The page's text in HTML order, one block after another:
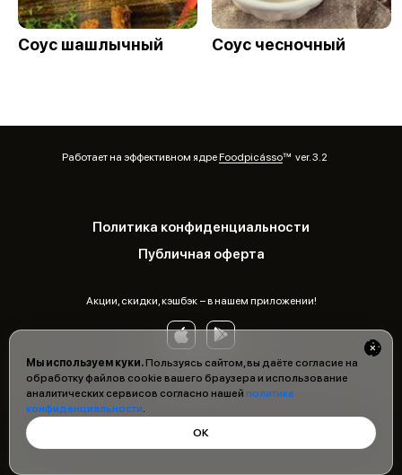
Мы используем куки.Пользуясь сайтом, вы даёте согласие на
обработку файлов cookie вашего браузера и использование
аналитических сервисов согласно нашей политике
конфиденциальности.
ОК
Соус шашлычный Соус чесночный
Работает на эффективном ядреFoodpicássover. 3.2
Политика конфиденциальности
Публичная оферта
Акции, скидки, кэшбэк − в нашем приложении!